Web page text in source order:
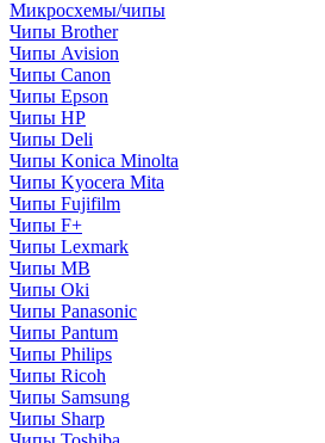
Микросхемы/чипы
Чипы Brother
Чипы Avision
Чипы Canon
Чипы Epson
Чипы HP
Чипы Deli
Чипы Konica Minolta
Чипы Kyocera Mita
Чипы Fujifilm
Чипы F+
Чипы Lexmark
Чипы MB
Чипы Oki
Чипы Panasonic
Чипы Pantum
Чипы Philips
Чипы Ricoh
Чипы Samsung
Чипы Sharp